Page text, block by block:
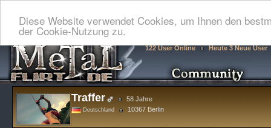
Diese Website verwendet Cookies, um Ihnen den
der Cookie-Nutzung zu.
122 User Online Heute 3 Neue User
Traffer 58 Jahre
Deutschland 10367 Berlin